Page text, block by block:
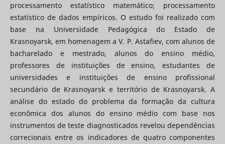
processamento estatístico matemático; processamento
estatístico de dados empíricos. O estudo foi realizado com
base na Universidade Pedagógica do Estado de
Krasnoyarsk, em homenagem a V. P. Astafiev, com alunos de
bacharelado e mestrado, alunos do ensino médio,
professores de instituições de ensino, estudantes de
universidades e instituições de ensino profissional
secundário de Krasnoyarsk e território de Krasnoyarsk. A
análise do estado do problema da formação da cultura
econômica dos alunos do ensino médio com base nos
instrumentos de teste diagnosticados revelou dependências
correcionais entre os indicadores de quatro componentes